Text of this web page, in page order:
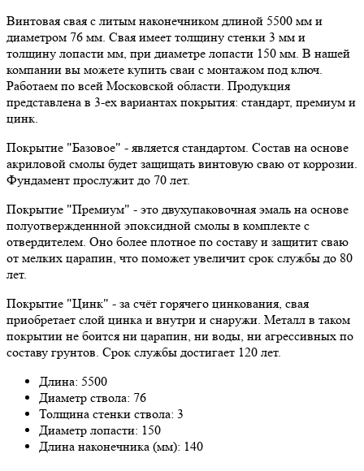
Винтовая свая с литым наконечником длиной 5500 мм и
диаметром 76 мм. Свая имеет толщину стенки 3 мм и
толщину лопасти мм, при диаметре лопасти 150 мм. В нашей
компании вы можете купить сваи с монтажом под ключ.
Работаем по всей Московской области. Продукция
представлена в 3-ех вариантах покрытия: стандарт, премиум и
цинк.
Покрытие "Базовое" - является стандартом. Состав на основе
акриловой смолы будет защищать винтовую сваю от коррозии.
Фундамент прослужит до 70 лет.
Покрытие "Премиум" - это двухупаковочная эмаль на основе
полуотвержденнной эпоксидной смолы в комплекте с
отвердителем. Оно более плотное по составу и защитит сваю
от мелких царапин, что поможет увеличит срок службы до 80
лет.
Покрытие "Цинк" - за счёт горячего цинкования, свая
приобретает слой цинка и внутри и снаружи. Металл в таком
покрытии не боится ни царапин, ни воды, ни агрессивных по
составу грунтов. Срок службы достигает 120 лет.
Длина: 5500
Диаметр ствола: 76
Толщина стенки ствола: 3
Диаметр лопасти: 150
Длина наконечника (мм): 140